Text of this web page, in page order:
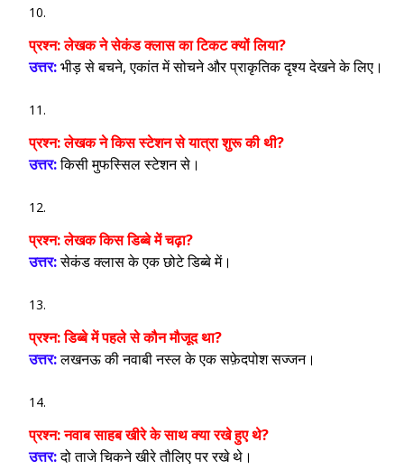
प्रश्न:लेखक ने सेकंड क्लास का टिकट क्यों लिया?
उत्तर:भीड़ से बचने, एकांत में सोचने और प्राकृतिक दृश्य देखने के लिए।
प्रश्न:लेखक ने किस स्टेशन से यात्रा शुरू की थी?
उत्तर:किसी मुफस्सिल स्टेशन से।
प्रश्न:लेखक किस डिब्बे में चढ़ा?
उत्तर:सेकंड क्लास के एक छोटे डिब्बे में।
प्रश्न:डिब्बे में पहले से कौन मौजूद था?
उत्तर:लखनऊ की नवाबी नस्ल के एक सफ़ेदपोश सज्जन।
प्रश्न:नवाब साहब खीरे के साथ क्या रखे हुए थे?
उत्तर:दो ताजे चिकने खीरे तौलिए पर रखे थे।